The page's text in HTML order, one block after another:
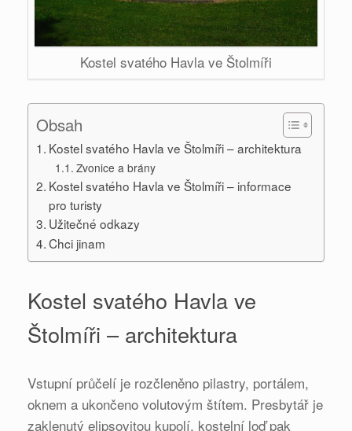
Kostel svatého Havla ve Štolmíři
Obsah
Kostel svatého Havla ve Štolmíři – architektura
Zvonice a brány
Kostel svatého Havla ve Štolmíři – informace
pro turisty
Užitečné odkazy
Chci jinam
Kostel svatého Havla ve
Štolmíři – architektura
Vstupní průčelí je rozčleněno pilastry, portálem,
oknem a ukončeno volutovým štítem. Presbytář je
zaklenutý elipsovitou kupolí, kostelní loď pak